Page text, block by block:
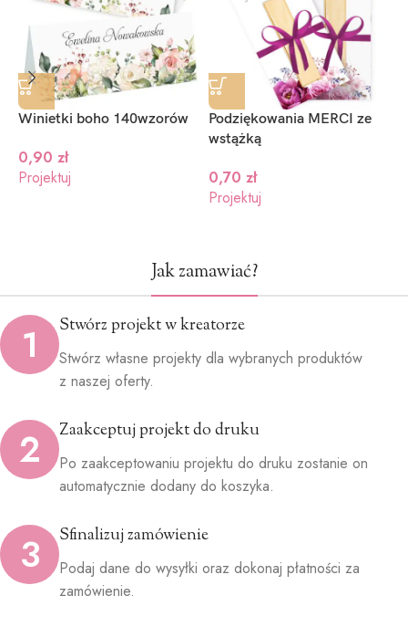
niebieski
(+1.2zł)
granat
(+1.2zł)
zielony
(+1.2zł)
Winietki boho 140wzorów
0,90 zł
Projektuj
Podziękowania MERCI ze
wstążką
0,70 zł
Projektuj
Jak zamawiać?
1 Stwórz projekt w kreatorze
Stwórz własne projekty dla wybranych produktów
z naszej oferty.
2 Zaakceptuj projekt do druku
Po zaakceptowaniu projektu do druku zostanie on
automatycznie dodany do koszyka.
3 Sfinalizuj zamówienie
Podaj dane do wysyłki oraz dokonaj płatności za
zamówienie.